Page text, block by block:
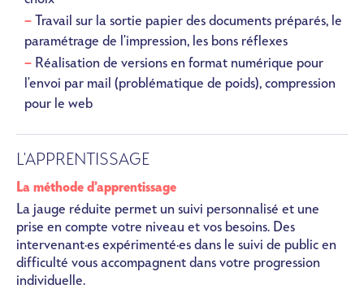
Travail sur la sortie papier des documents préparés, le
paramétrage de l'impression, les bons réflexes
Réalisation de versions en format numérique pour
l'envoi par mail (problématique de poids), compression
pour le web
L'APPRENTISSAGE
La méthode d’apprentissage
La jauge réduite permet un suivi personnalisé et une
prise en compte votre niveau et vos besoins. Des
intervenant·es expérimenté·es dans le suivi de public en
difficulté vous accompagnent dans votre progression
individuelle.